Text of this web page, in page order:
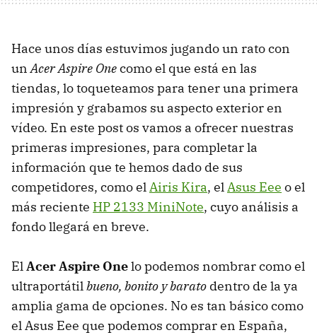
Hace unos días estuvimos jugando un rato con
unAcer Aspire Onecomo el que está en las
tiendas, lo toqueteamos para tener una primera
impresión y grabamos su aspecto exterior en
vídeo. En este post os vamos a ofrecer nuestras
primeras impresiones, para completar la
información que te hemos dado de sus
competidores, como elAiris Kira, elAsus Eee o el
más reciente HP 2133 MiniNote, cuyo análisis a
fondo llegará en breve.
ElAcer Aspire Onelo podemos nombrar como el
ultraportátilbueno, bonito y barato dentro de la ya
amplia gama de opciones. No es tan básico como
el Asus Eee que podemos comprar en España,